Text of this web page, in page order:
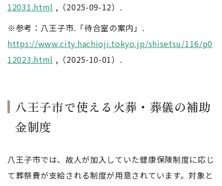
12031.html ,（2025-09-12）.
※参考：八王子市.「待合室の案内」.
https://www.city.hachioji.tokyo.jp/shisetsu/116/p0
12023.html ,（2025-10-01）.
八王子市で使える火葬・葬儀の補助
金制度
八王子市では、故人が加入していた健康保険制度に応じ
て葬祭費が支給される制度が用意されています。対象と